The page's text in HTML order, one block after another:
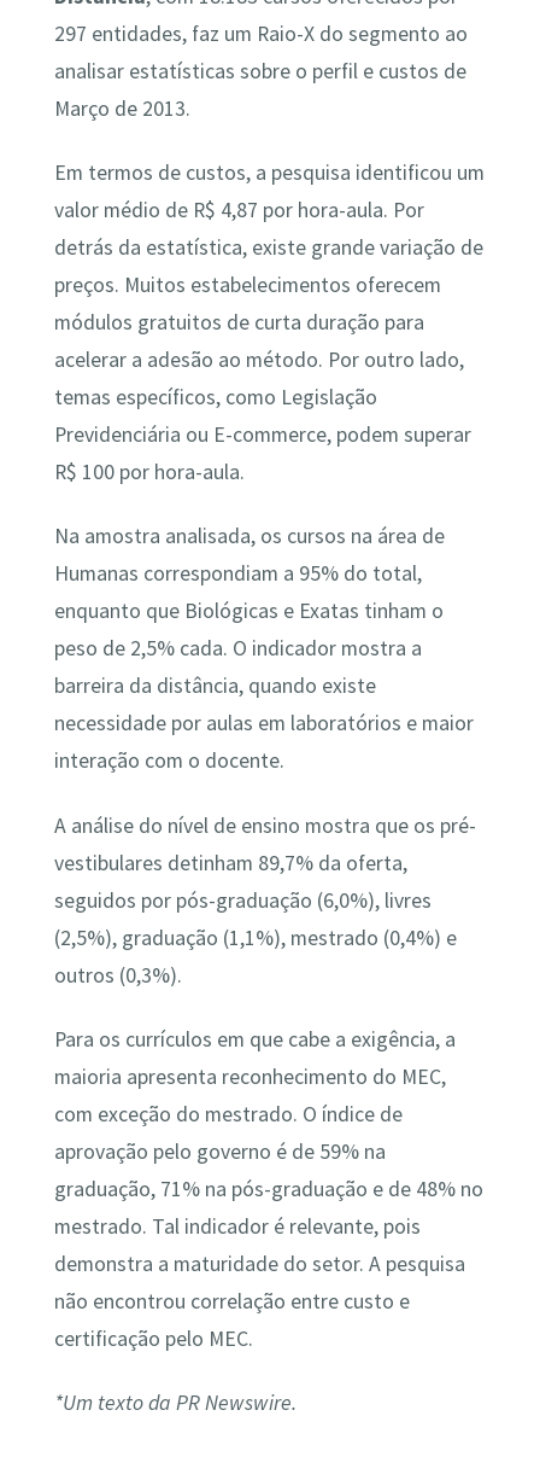
297 entidades, faz um Raio-X do segmento ao
analisar estatísticas sobre o perfil e custos de
Março de 2013.
Em termos de custos, a pesquisa identificou um
valor médio de R$ 4,87 por hora-aula. Por
detrás da estatística, existe grande variação de
preços. Muitos estabelecimentos oferecem
módulos gratuitos de curta duração para
acelerar a adesão ao método. Por outro lado,
temas específicos, como Legislação
Previdenciária ou E-commerce, podem superar
R$ 100 por hora-aula.
Na amostra analisada, os cursos na área de
Humanas correspondiam a 95% do total,
enquanto que Biológicas e Exatas tinham o
peso de 2,5% cada. O indicador mostra a
barreira da distância, quando existe
necessidade por aulas em laboratórios e maior
interação com o docente.
A análise do nível de ensino mostra que os pré-
vestibulares detinham 89,7% da oferta,
seguidos por pós-graduação (6,0%), livres
(2,5%), graduação (1,1%), mestrado (0,4%) e
outros (0,3%).
Para os currículos em que cabe a exigência, a
maioria apresenta reconhecimento do MEC,
com exceção do mestrado. O índice de
aprovação pelo governo é de 59% na
graduação, 71% na pós-graduação e de 48% no
mestrado. Tal indicador é relevante, pois
demonstra a maturidade do setor. A pesquisa
não encontrou correlação entre custo e
certificação pelo MEC.
*Um texto da PR Newswire.